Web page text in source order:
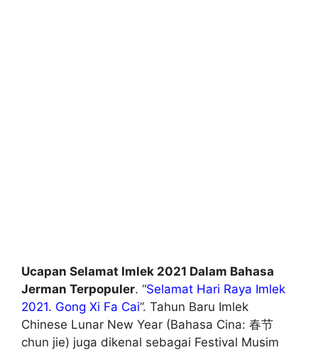
Ucapan Selamat Imlek 2021 Dalam Bahasa
Jerman Terpopuler. “Selamat Hari Raya Imlek
2021. Gong Xi Fa Cai”. Tahun Baru Imlek
Chinese Lunar New Year (Bahasa Cina: 春节
chun jie) juga dikenal sebagai Festival Musim